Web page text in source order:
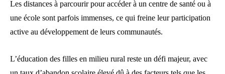
Les distances à parcourir pour accéder à un centre de santé ou à
une école sont parfois immenses, ce qui freine leur participation
active au développement de leurs communautés.
L’éducation des filles en milieu rural reste un défi majeur, avec